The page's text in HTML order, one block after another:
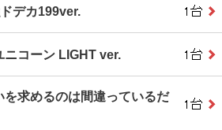
デカ199ver.
ニコーン LIGHT ver.
を求めるのは間違っているだ